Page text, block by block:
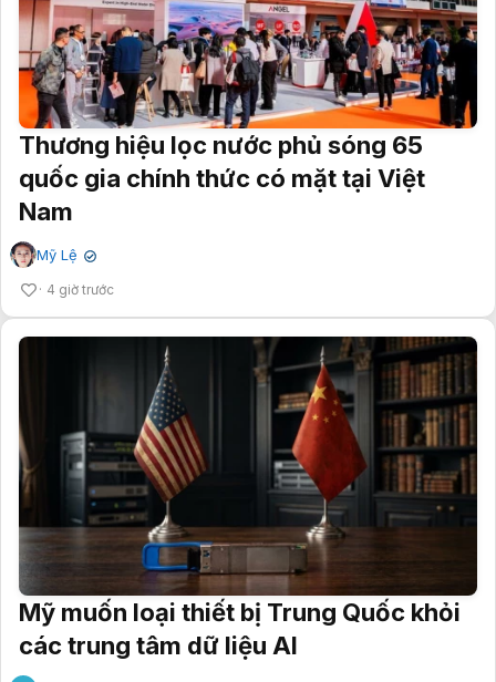
Thương hiệu lọc nước phủ sóng 65
quốc gia chính thức có mặt tại Việt
Nam
Mỹ Lệ ✔
4 giờ trước
Mỹ muốn loại thiết bị Trung Quốc khỏi
các trung tâm dữ liệu AI